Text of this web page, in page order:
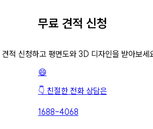
무료 견적 신청
견적 신청하고 평면도와 3D 디자인을 받아보세
😄
👇 친절한 전화 상담은
1688-4068